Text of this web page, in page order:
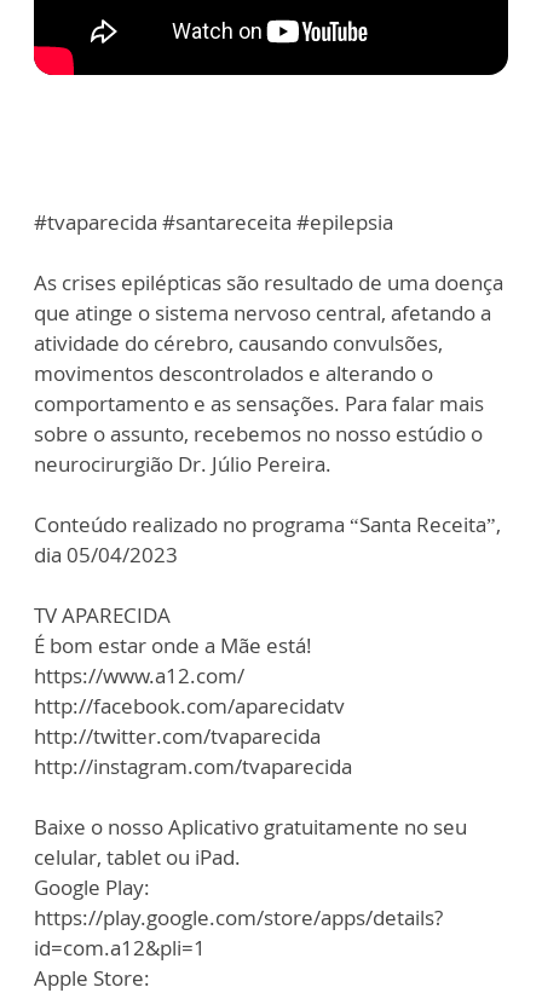
#tvaparecida #santareceita #epilepsia
As crises epilépticas são resultado de uma doença
que atinge o sistema nervoso central, afetando a
atividade do cérebro, causando convulsões,
movimentos descontrolados e alterando o
comportamento e as sensações. Para falar mais
sobre o assunto, recebemos no nosso estúdio o
neurocirurgião Dr. Júlio Pereira.
Conteúdo realizado no programa “Santa Receita”,
dia 05/04/2023
TV APARECIDA
É bom estar onde a Mãe está!
https://www.a12.com/
http://facebook.com/aparecidatv
http://twitter.com/tvaparecida
http://instagram.com/tvaparecida
Baixe o nosso Aplicativo gratuitamente no seu
celular, tablet ou iPad.
Google Play:
https://play.google.com/store/apps/details?
id=com.a12&pli=1
Apple Store: